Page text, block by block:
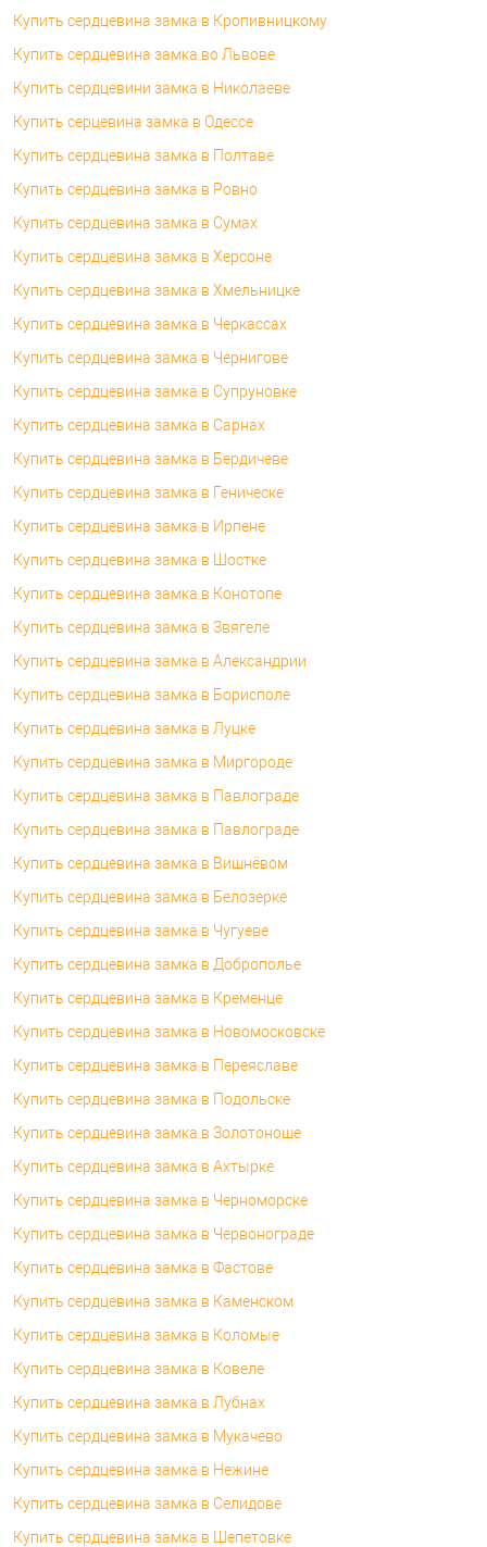
Купить сердцевина замка в Кропивницкому
Купить сердцевина замка во Львове
Купить сердцевини замка в Николаеве
Купить серцевина замка в Одессе
Купить сердцевина замка в Полтаве
Купить сердцевина замка в Ровно
Купить сердцевина замка в Сумах
Купить сердцевина замка в Херсоне
Купить сердцевина замка в Хмельницке
Купить сердцевина замка в Черкассах
Купить сердцевина замка в Чернигове
Купить сердцевина замка в Супруновке
Купить сердцевина замка в Сарнах
Купить сердцевина замка в Бердичеве
Купить сердцевина замка в Геническе
Купить сердцевина замка в Ирпене
Купить сердцевина замка в Шостке
Купить сердцевина замка в Конотопе
Купить сердцевина замка в Звягеле
Купить сердцевина замка в Александрии
Купить сердцевина замка в Борисполе
Купить сердцевина замка в Луцке
Купить сердцевина замка в Миргороде
Купить сердцевина замка в Павлограде
Купить сердцевина замка в Павлограде
Купить сердцевина замка в Вишнёвом
Купить сердцевина замка в Белозерке
Купить сердцевина замка в Чугуеве
Купить сердцевина замка в Доброполье
Купить сердцевина замка в Кременце
Купить сердцевина замка в Новомосковске
Купить сердцевина замка в Переяславе
Купить сердцевина замка в Подольске
Купить сердцевина замка в Золотоноше
Купить сердцевина замка в Ахтырке
Купить сердцевина замка в Черноморске
Купить сердцевина замка в Червонограде
Купить сердцевина замка в Фастове
Купить сердцевина замка в Каменском
Купить сердцевина замка в Коломые
Купить сердцевина замка в Ковеле
Купить сердцевина замка в Лубнах
Купить сердцевина замка в Мукачево
Купить сердцевина замка в Нежине
Купить сердцевина замка в Селидове
Купить сердцевина замка в Шепетовке